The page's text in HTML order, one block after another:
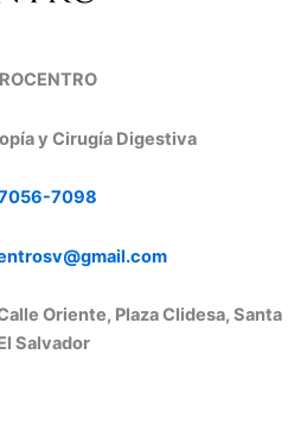
y Cirugía Digestiva
7098
Oriente, Plaza Clidesa, Santa
Salvador